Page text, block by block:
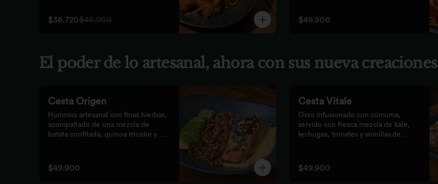
$36.720$45.900 $49.500
El poder de lo artesanal, ahora con sus nueva creaciones
Cesta Origen
Hummus artesanal con finas hierbas,
acompañado de una mezcla de
batata confitada, quinoa tricolor y
proteína favorita.
$49.900
Cesta Vitale
Orzo infusionado con cúrcuma,
servido con fresca mezcla de kale,
lechugas, tomates y semillas de
favorita.
$49.900